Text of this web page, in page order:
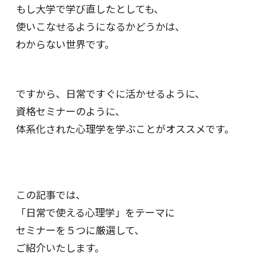
もし大学で学び直したとしても、
使いこなせるようになるかどうかは、
わからない世界です。
ですから、日常ですぐに活かせるように、
資格セミナーのように、
体系化された心理学を学ぶことがオススメです。
この記事では、
「日常で使える心理学」をテーマに
セミナーを５つに厳選して、
ご紹介いたします。